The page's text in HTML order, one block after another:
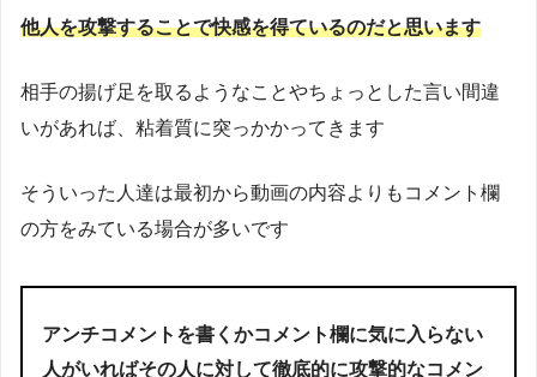
他人を攻撃することで快感を得ているのだと思います
相手の揚げ足を取るようなことやちょっとした言い間違
いがあれば、粘着質に突っかかってきます
そういった人達は最初から動画の内容よりもコメント欄
の方をみている場合が多いです
アンチコメントを書くかコメント欄に気に入らない
人がいればその人に対して徹底的に攻撃的なコメン